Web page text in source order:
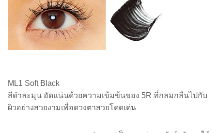
ML1 Soft Black
สีดำละมุน อัดแน่นด้วยความเข้มข้นของ 5R ที่กลมกลืนไปกับ
ผิวอย่างสวยงามเพื่อดวงตาสวยโดดเด่น